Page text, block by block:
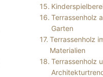
Terrassenholz
Garten
Terrassenholz
Materialien
Terrassenholz